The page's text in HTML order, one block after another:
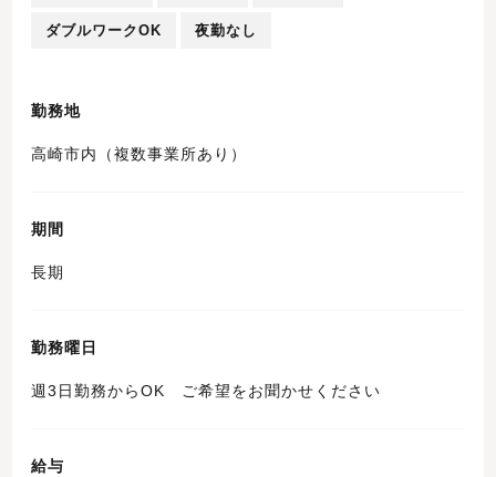
ダブルワークOK 夜勤なし
勤務地
高崎市内（複数事業所あり）
期間
長期
勤務曜日
週3日勤務からOK ご希望をお聞かせください
給与